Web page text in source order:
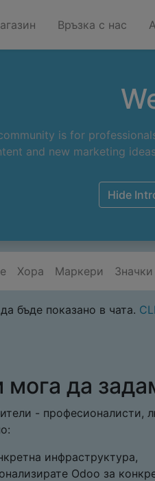
Връзка с нас
is for
and new marketing
Hide
Хора Маркери Значки
бъде показано в чата.
да
- професионалисти,
инфраструктура,
Odoo за